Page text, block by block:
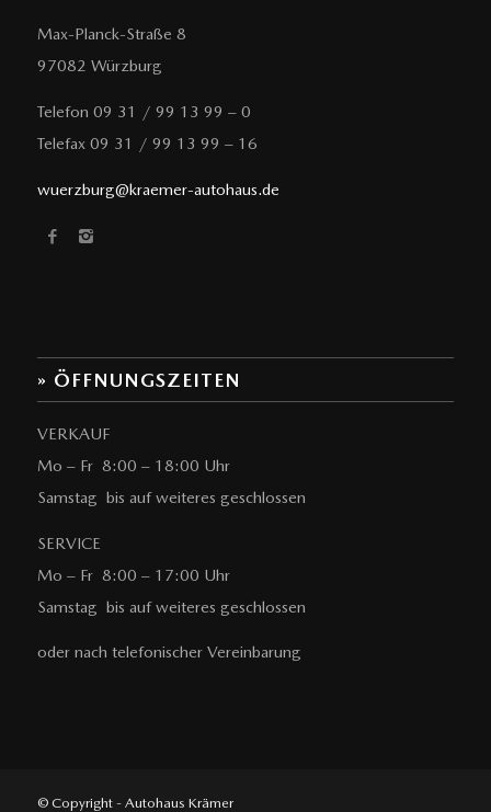
Max-Planck-Straße 8
97082 Würzburg
Telefon 09 31 / 99 13 99 – 0
Telefax 09 31 / 99 13 99 – 16
wuerzburg@kraemer-autohaus.de
» ÖFFNUNGSZEITEN
VERKAUF
Mo – Fr 8:00 – 18:00 Uhr
Samstag bis auf weiteres geschlossen
SERVICE
Mo – Fr 8:00 – 17:00 Uhr
Samstag bis auf weiteres geschlossen
oder nach telefonischer Vereinbarung
© Copyright - Autohaus Krämer